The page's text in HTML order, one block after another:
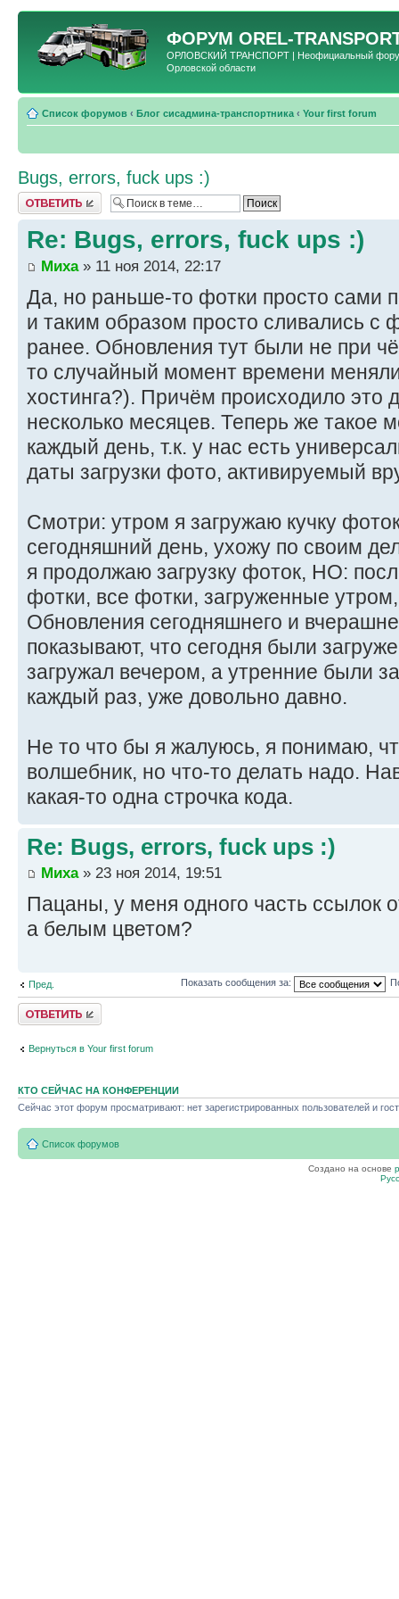
ФОРУМ OREL-
ОРЛОВСКИЙ ТРАНСПОРТ | Неофициальный форум
Орловской области
Список форумов ‹ Блог сисадмина-транспортника ‹ Your first forum
Bugs, errors, fuck ups :)
Ответить
Re: Bugs, errors, fuck ups :)
Миха» 11 ноя 2014, 22:17
Да, но раньше-то фотки просто сами
и таким образом просто сливались с
ранее. Обновления тут были не при
то случайный момент времени меняли
хостинга?). Причём происходило это
несколько месяцев. Теперь же такое
каждый день, т.к. у нас есть
даты загрузки фото, активируемый
Смотри: утром я загружаю кучку
сегодняшний день, ухожу по своим
я продолжаю загрузку фоток, НО:
фотки, все фотки, загруженные
Обновления сегодняшнего и
показывают, что сегодня были
загружал вечером, а утренние были
каждый раз, уже довольно давно.
Не то что бы я жалуюсь, я понимаю,
волшебник, но что-то делать надо.
какая-то одна строчка кода.
Re: Bugs, errors, fuck ups :)
Миха» 23 ноя 2014, 19:51
Пацаны, у меня одного часть ссылок
а белым цветом?
Пред. Показать сообщения за:
Ответить
Вернуться в Your first forum
КТО СЕЙЧАС НА КОНФЕРЕНЦИИ
Сейчас этот форум просматривают: нет зарегистрированных пользователей и
Список форумов
Создано на основе